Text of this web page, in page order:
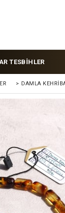
TESBİHLER
> DAMLA